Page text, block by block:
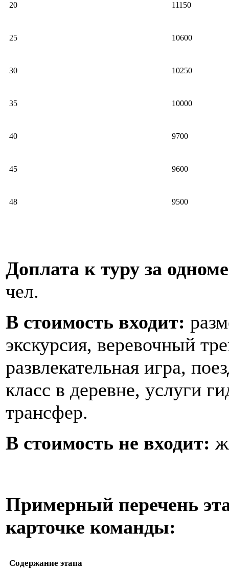
20 11150
25 10600
30 10250
35 10000
40 9700
45 9600
48 9500
Доплата к туру за
чел.
В стоимость входит:
экскурсия, веревочный
развлекательная игра,
класс в деревне, услуги
трансфер.
В стоимость не входит:
Примерный перечень
карточке команды:
Содержание этапа